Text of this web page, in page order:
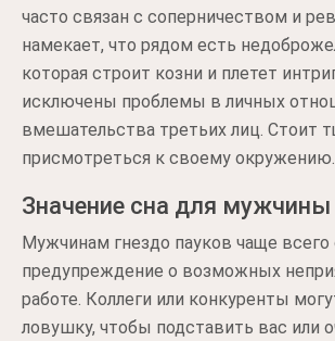
часто связан с соперничеством и
намекает, что рядом есть
которая строит козни и плетет
исключены проблемы в личных
вмешательства третьих лиц. Стоит
присмотреться к своему окружению.
Значение сна для мужчины
Мужчинам гнездо пауков чаще всего
предупреждение о возможных
работе. Коллеги или конкуренты
ловушку, чтобы подставить вас или